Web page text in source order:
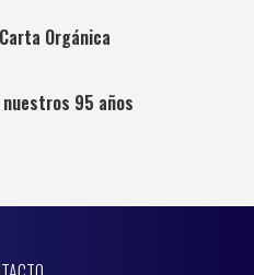
Orgánica
95 años